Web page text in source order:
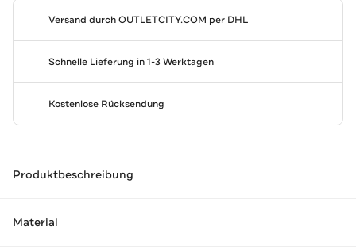
Versand durchOUTLETCITY.COM per DHL
Schnelle Lieferung in 1-3 Werktagen
Kostenlose Rücksendung
Produktbeschreibung
Material